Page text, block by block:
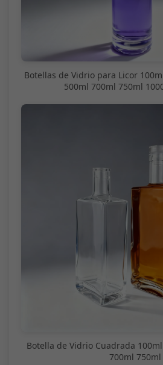
Botellas de Vidrio para Licor
500ml 700ml 750ml
Botella de Vidrio Cuadrada
700ml 750ml